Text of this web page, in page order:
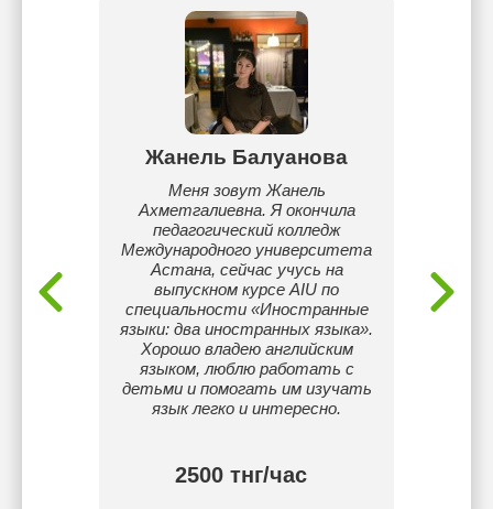
Жанель Балуанова
Меня зовут Жанель
Ахметгалиевна. Я окончила
педагогический колледж
Международного университета
Астана, сейчас учусь на
выпускном курсе AIU по
специальности «Иностранные
языки: два иностранных языка».
Хорошо владею английским
языком, люблю работать с
детьми и помогать им изучать
язык легко и интересно.
2500 тнг/час